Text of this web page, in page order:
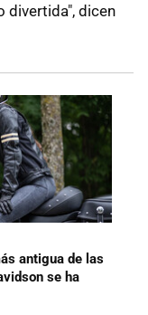
divertida", dicen
antigua de las
se ha